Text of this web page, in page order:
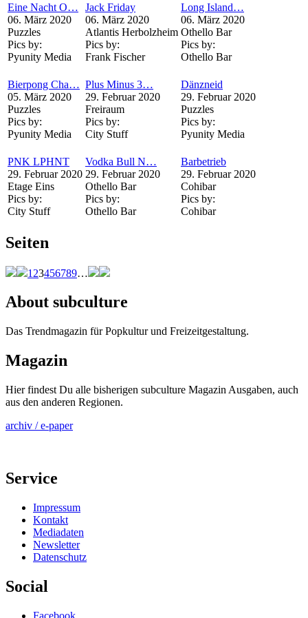
Eine Nacht O…
06. März 2020
Puzzles
Pics by:
Pyunity Media
Jack Friday
06. März 2020
Atlantis Herbolzheim
Pics by:
Frank Fischer
Long Island…
06. März 2020
Othello Bar
Pics by:
Othello Bar
Bierpong Cha…
05. März 2020
Puzzles
Pics by:
Pyunity Media
Plus Minus 3…
29. Februar 2020
Freiraum
Pics by:
City Stuff
Dänzneid
29. Februar 2020
Puzzles
Pics by:
Pyunity Media
PNK LPHNT
29. Februar 2020
Etage Eins
Pics by:
City Stuff
Vodka Bull N…
29. Februar 2020
Othello Bar
Pics by:
Othello Bar
Barbetrieb
29. Februar 2020
Cohibar
Pics by:
Cohibar
Seiten
1 23456789…
About subculture
Das Trendmagazin für Popkultur und Freizeitgestaltung.
Magazin
Hier findest Du alle bisherigen subculture Magazin Ausgaben, auch
aus den anderen Regionen.
archiv / e-paper
Service
Impressum
Kontakt
Mediadaten
Newsletter
Datenschutz
Social
Facebook